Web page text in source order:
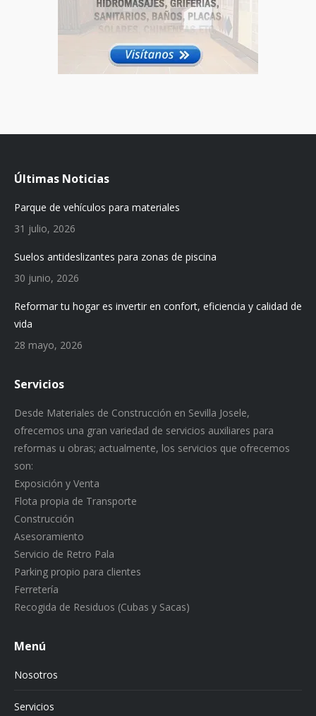
Últimas Noticias
Parque de vehículos para materiales
31 julio, 2026
Suelos antideslizantes para zonas de piscina
30 junio, 2026
Reformar tu hogar es invertir en confort, eficiencia y calidad de
vida
28 mayo, 2026
Servicios
Desde Materiales de Construcción en Sevilla Josele,
ofrecemos una gran variedad de servicios auxiliares para
reformas u obras; actualmente, los servicios que ofrecemos
son:
Exposición y Venta
Flota propia de Transporte
Construcción
Asesoramiento
Servicio de Retro Pala
Parking propio para clientes
Ferretería
Recogida de Residuos (Cubas y Sacas)
Menú
Nosotros
Servicios